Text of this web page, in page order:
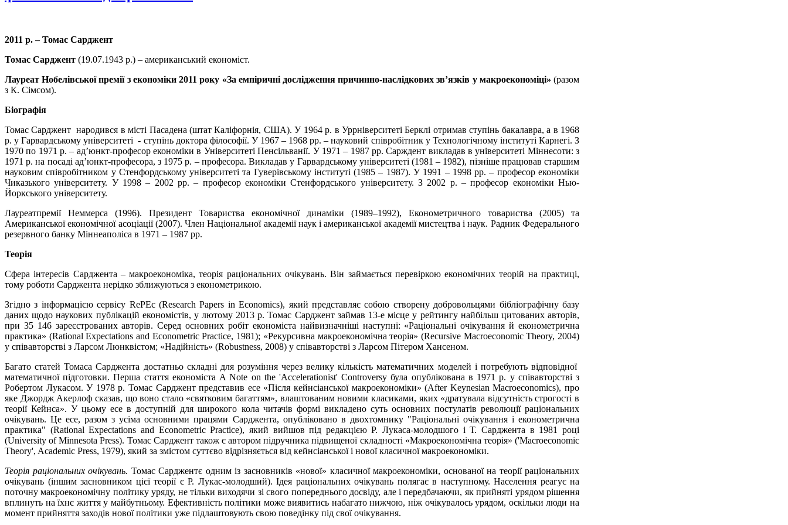
2011 р. – Томас Сарджент
Томас Сарджент (19.07.1943 р.) – американський економіст.
Лауреат Нобелівської премії з економіки 2011 року «За емпіричні дослідження причинно-наслідкових зв’язків у макроекономіці» (разом
з К. Сімсом).
Біографія
Томас Сарджент народився в місті Пасадена (штат Каліфорнія, США). У 1964 р. в Уррніверситеті Берклі отримав ступінь бакалавра, а в 1968
р. у Гарвардському університеті - ступінь доктора філософії. У 1967 – 1968 рр. – науковий співробітник у Технологічному інституті Карнегі. З
1970 по 1971 р. – ад’юнкт-професор економіки в Університеті Пенсільванії. У 1971 – 1987 рр. Сарждент викладав в університеті Міннесоти: з
1971 р. на посаді ад’юнкт-професора, з 1975 р. – професора. Викладав у Гарвардському університеті (1981 – 1982), пізніше працював старшим
науковим співробітником у Стенфордському університеті та Гуверівському інституті (1985 – 1987). У 1991 – 1998 рр. – професор економіки
Чиказького університету. У 1998 – 2002 рр. – професор економіки Стенфордського університету. З 2002 р. – професор економіки Нью-
Йоркського університету.
Лауреатпремії Неммерса (1996). Президент Товариства економічної динаміки (1989–1992), Економетричного товариства (2005) та
Американської економічної асоціації (2007). Член Національної академії наук і американської академії мистецтва і наук. Радник Федерального
резервного банку Міннеаполіса в 1971 – 1987 рр.
Теорія
Сфера інтересів Сарджента – макроекономіка, теорія раціональних очікувань. Він займається перевіркою економічних теорій на практиці,
тому роботи Сарджента нерідко зближуються з економетрикою.
Згідно з інформацією сервісу RePEc (Research Papers in Economics), який представляє собою створену добровольцями бібліографічну базу
даних щодо наукових публікацій економістів, у лютому 2013 р. Томас Сарджент займав 13-е місце у рейтингу найбільш цитованих авторів,
при 35 146 зареєстрованих авторів. Серед основних робіт економіста найвизначніші наступні: «Раціональні очікування й економетрична
практика» (Rational Expectations and Econometric Practice, 1981); «Рекурсивна макроекономічна теорія» (Recursive Macroeconomic Theory, 2004)
у співавторстві з Ларсом Люнквістом; «Надійність» (Robustness, 2008) у співавторстві з Ларсом Пітером Хансеном.
Багато статей Томаса Сарджента достатньо складні для розуміння через велику кількість математичних моделей і потребують відповідної
математичної підготовки. Перша стаття економіста A Note on the 'Accelerationist' Controversy була опублікована в 1971 р. у співавторстві з
Робертом Лукасом. У 1978 р. Томас Сарджент представив есе «Після кейнсіанської макроекономіки» (After Keynesian Macroeconomics), про
яке Джордж Акерлоф сказав, що воно стало «святковим багаттям», влаштованим новими класиками, яких «дратувала відсутність строгості в
теорії Кейнса». У цьому есе в доступній для широкого кола читачів формі викладено суть основних постулатів революції раціональних
очікувань. Це есе, разом з усіма основними працями Сарджента, опубліковано в двохтомнику "Раціональні очікування і економетрична
практика" (Rational Expectations and Econometric Practice), який вийшов під редакцією Р. Лукаса-молодшого і Т. Сарджента в 1981 році
(University of Minnesota Press). Томас Сарджент також є автором підручника підвищеної складності «Макроекономічна теорія» ('Macroeconomic
Theory', Academic Press, 1979), який за змістом суттєво відрізняється від кейнсіанської і нової класичної макроекономіки.
Теорія раціональних очікувань. Томас Сарджентє одним із засновників «нової» класичної макроекономіки, основаної на теорії раціональних
очікувань (іншим засновником цієї теорії є Р. Лукас-молодший). Ідея раціональних очікувань полягає в наступному. Населення реагує на
поточну макроекономічну політику уряду, не тільки виходячи зі свого попереднього досвіду, але і передбачаючи, як прийняті урядом рішення
вплинуть на їхнє життя у майбутньому. Ефективність політики може виявитись набагато нижчою, ніж очікувалось урядом, оскільки люди на
момент прийняття заходів нової політики уже підлаштовують свою поведінку під свої очікування.